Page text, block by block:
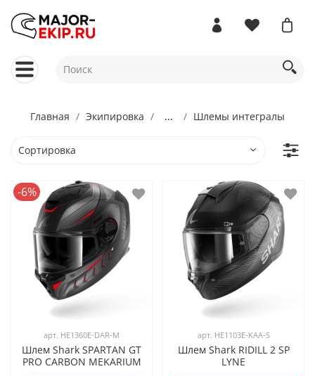
Главная Экипировка ... Шлемы интегралы
-6%
арт. HE1360E-DAR-M
Шлем Shark SPARTAN GT
PRO CARBON MEKARIUM
арт. HE1103E-KAA-S
Шлем Shark RIDILL 2 SP
LYNE